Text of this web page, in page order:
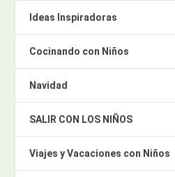
Ideas Inspiradoras
Cocinando con Niños
Navidad
SALIR CON LOS NIÑOS
Viajes y Vacaciones con Niños